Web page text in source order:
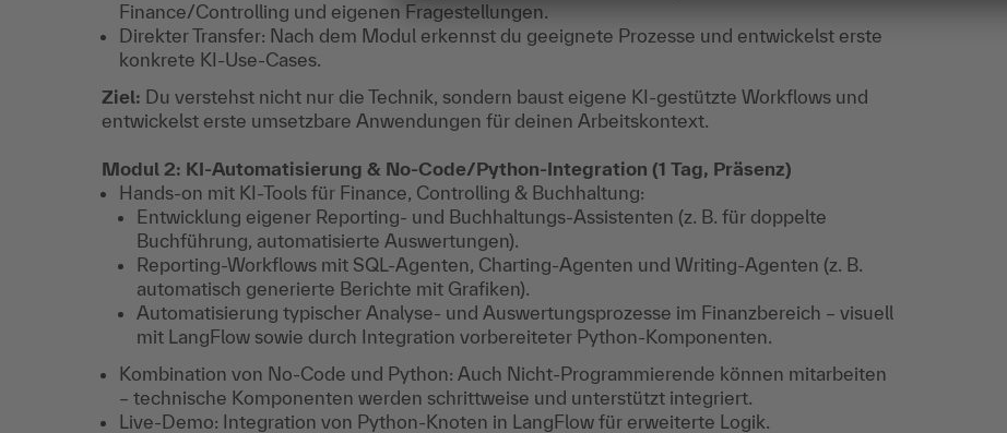
Finance/Controlling und eigenen Fragestellungen.
Direkter Transfer: Nach dem Modul erkennst du geeignete Prozesse und entwickelst erste
konkrete KI-Use-Cases.
Ziel: Du verstehst nicht nur die Technik, sondern baust eigene KI-gestützte Workflows und
entwickelst erste umsetzbare Anwendungen für deinen Arbeitskontext.
Modul 2: KI-Automatisierung & No-Code/Python-Integration (1 Tag, Präsenz)
Hands-on mit KI-Tools für Finance, Controlling & Buchhaltung:
Entwicklung eigener Reporting- und Buchhaltungs-Assistenten (z. B. für doppelte
Buchführung, automatisierte Auswertungen).
Reporting-Workflows mit SQL-Agenten, Charting-Agenten und Writing-Agenten (z. B.
automatisch generierte Berichte mit Grafiken).
Automatisierung typischer Analyse- und Auswertungsprozesse im Finanzbereich – visuell
mit LangFlow sowie durch Integration vorbereiteter Python-Komponenten.
Kombination von No-Code und Python: Auch Nicht-Programmierende können mitarbeiten
– technische Komponenten werden schrittweise und unterstützt integriert.
Live-Demo: Integration von Python-Knoten in LangFlow für erweiterte Logik.